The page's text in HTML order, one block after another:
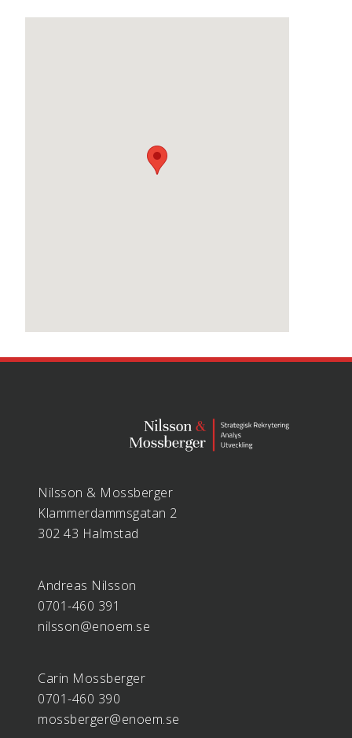
Nilsson & Mossberger
Klammerdammsgatan 2
302 43 Halmstad
Andreas Nilsson
0701-460 391
nilsson@enoem.se
Carin Mossberger
0701-460 390
mossberger@enoem.se